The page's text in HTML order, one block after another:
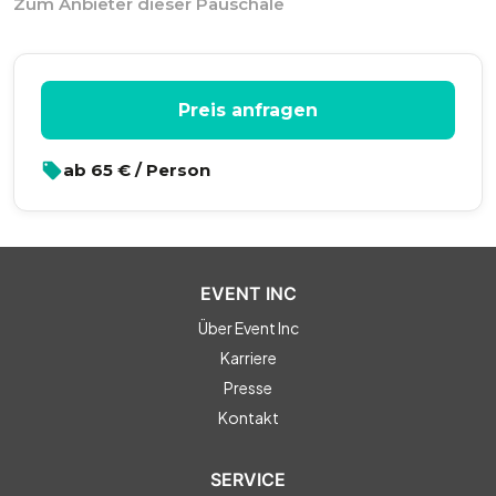
* Longdrinks
* BBQ Upgrade
Preis anfragen
ab 65 € / Person
EVENT INC
Über Event Inc
Karriere
Presse
Kontakt
SERVICE